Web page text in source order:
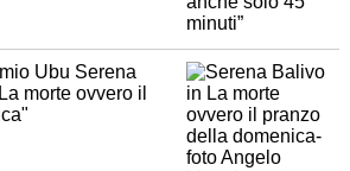
Ubu Serena
morte ovvero il